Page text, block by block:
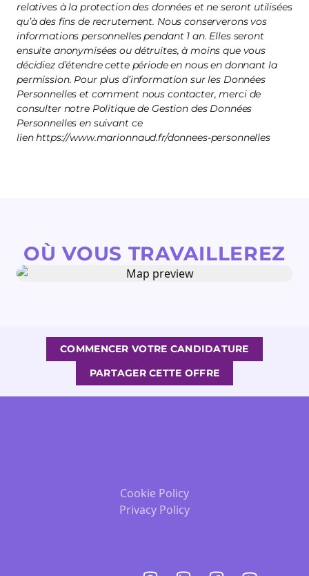
relatives à la protection des données et ne seront utilisées
qu’à des fins de recrutement. Nous conserverons vos
informations personnelles pendant 1 an. Elles seront
ensuite anonymisées ou détruites, à moins que vous
décidiez d’étendre cette période en nous en donnant la
permission. Pour plus d’information sur les Données
Personnelles et comment nous contacter, merci de
consulter notre Politique de Gestion des Données
Personnelles en suivant ce
lien https://www.marionnaud.fr/donnees-personnelles
OÙ VOUS TRAVAILLEREZ
COMMENCER VOTRE CANDIDATURE
PARTAGER CETTE OFFRE
Cookie Policy
Privacy Policy